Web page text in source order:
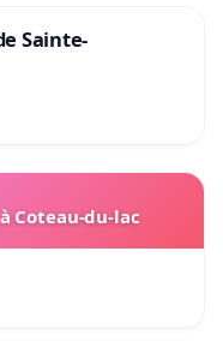
Sainte-
Coteau-du-lac